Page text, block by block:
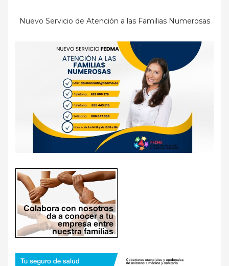
Nuevo Servicio de Atención a las Familias Numerosas